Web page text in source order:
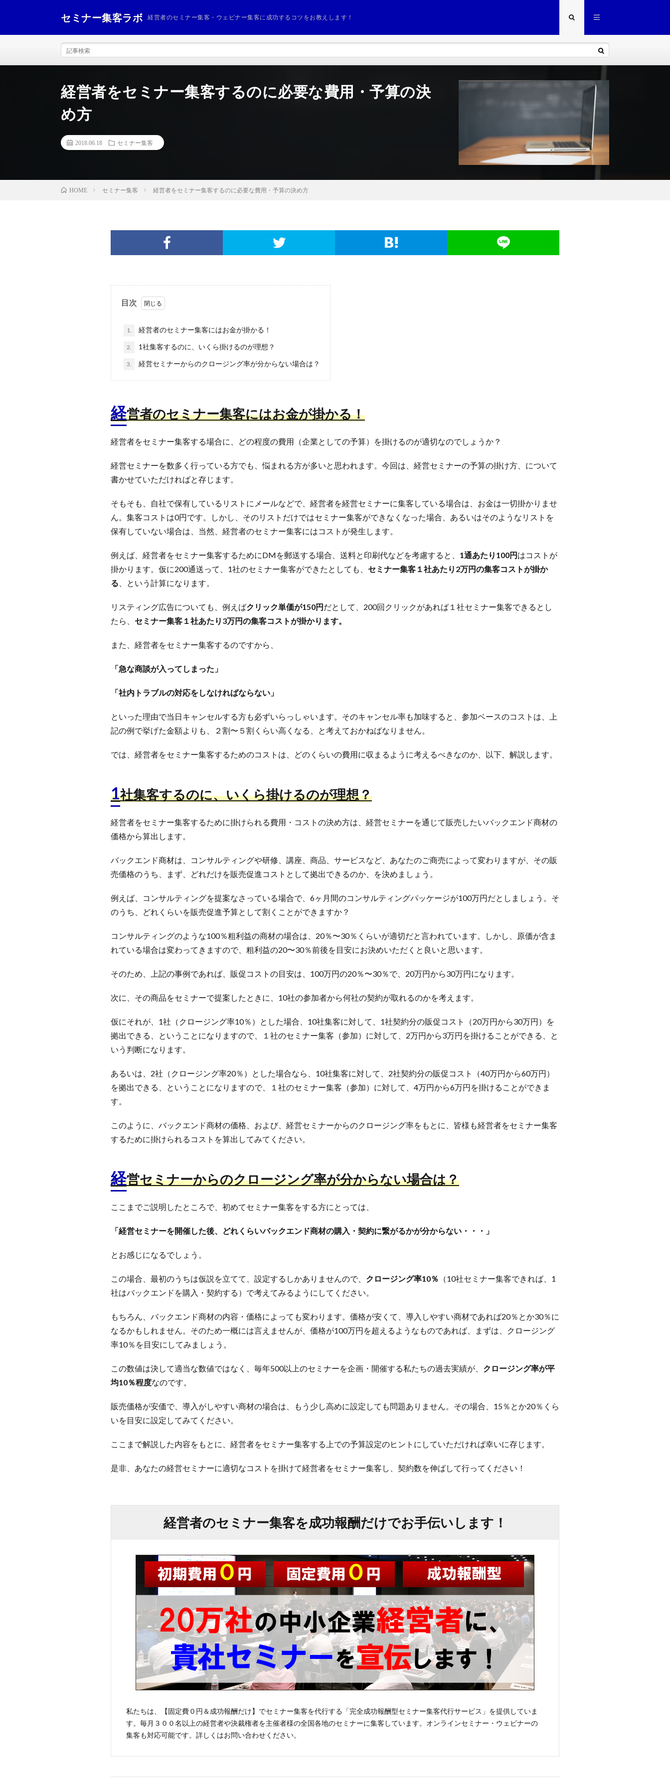
セミナー集客ラボ 経営者のセミナー集客・ウェビナー集客に成功するコツをお教えします！
経営者をセミナー集客するのに必要な費用・予算の決
め方
2018.06.18 セミナー集客
HOME セミナー集客 経営者をセミナー集客するのに必要な費用・予算の決め方
目次
1. 経営者のセミナー集客にはお金が掛かる！
2. 1社集客するのに、いくら掛けるのが理想？
3. 経営セミナーからのクロージング率が分からない場合は？
経営者のセミナー集客にはお金が掛かる！
経営者をセミナー集客する場合に、どの程度の費用（企業としての予算）を掛けるのが適切なのでしょうか？
経営セミナーを数多く行っている方でも、悩まれる方が多いと思われます。今回は、経営セミナーの予算の掛け方、について
書かせていただければと存じます。
そもそも、自社で保有しているリストにメールなどで、経営者を経営セミナーに集客している場合は、お金は一切掛かりませ
ん。集客コストは0円です。しかし、そのリストだけではセミナー集客ができなくなった場合、あるいはそのようなリストを
保有していない場合は、当然、経営者のセミナー集客にはコストが発生します。
例えば、経営者をセミナー集客するためにDMを郵送する場合、送料と印刷代などを考慮すると、 1通あたり100円 はコストが
掛かります。仮に200通送って、1社のセミナー集客ができたとしても、 セミナー集客１社あたり2万円の集客コストが掛か
る 、という計算になります。
リスティング広告についても、例えばクリック単価が150円 だとして、200回クリックがあれば１社セミナー集客できるとし
たら、 セミナー集客１社あたり3万円の集客コストが掛かります。
また、経営者をセミナー集客するのですから、
「急な商談が入ってしまった」
「社内トラブルの対応をしなければならない」
といった理由で当日キャンセルする方も必ずいらっしゃいます。そのキャンセル率も加味すると、参加ベースのコストは、上
記の例で挙げた金額よりも、２割〜５割くらい高くなる、と考えておかねばなりません。
では、経営者をセミナー集客するためのコストは、どのくらいの費用に収まるように考えるべきなのか、以下、解説します。
1社集客するのに、いくら掛けるのが理想？
経営者をセミナー集客するために掛けられる費用・コストの決め方は、経営セミナーを通じて販売したいバックエンド商材の
価格から算出します。
バックエンド商材は、コンサルティングや研修、講座、商品、サービスなど、あなたのご商売によって変わりますが、その販
売価格のうち、まず、どれだけを販売促進コストとして拠出できるのか、を決めましょう。
例えば、コンサルティングを提案なさっている場合で、6ヶ月間のコンサルティングパッケージが100万円だとしましょう。そ
のうち、どれくらいを販売促進予算として割くことができますか？
コンサルティングのような100％粗利益の商材の場合は、20％〜30％くらいが適切だと言われています。しかし、原価が含ま
れている場合は変わってきますので、粗利益の20〜30％前後を目安にお決めいただくと良いと思います。
そのため、上記の事例であれば、販促コストの目安は、100万円の20％〜30％で、20万円から30万円になります。
次に、その商品をセミナーで提案したときに、10社の参加者から何社の契約が取れるのかを考えます。
仮にそれが、1社（クロージング率10％）とした場合、10社集客に対して、1社契約分の販促コスト（20万円から30万円）を
拠出できる、ということになりますので、１社のセミナー集客（参加）に対して、2万円から3万円を掛けることができる、と
いう判断になります。
あるいは、2社（クロージング率20％）とした場合なら、10社集客に対して、2社契約分の販促コスト（40万円から60万円）
を拠出できる、ということになりますので、１社のセミナー集客（参加）に対して、4万円から6万円を掛けることができま
す。
このように、バックエンド商材の価格、および、経営セミナーからのクロージング率をもとに、皆様も経営者をセミナー集客
するために掛けられるコストを算出してみてください。
経営セミナーからのクロージング率が分からない場合は？
ここまでご説明したところで、初めてセミナー集客をする方にとっては、
「経営セミナーを開催した後、どれくらいバックエンド商材の購入・契約に繋がるかが分からない・・・」
とお感じになるでしょう。
この場合、最初のうちは仮説を立てて、設定するしかありませんので、 クロージング率10％
（10社セミナー集客できれば、1
社はバックエンドを購入・契約する）で考えてみるようにしてください。
もちろん、バックエンド商材の内容・価格によっても変わります。価格が安くて、導入しやすい商材であれば20％とか30％に
なるかもしれません。そのため一概には言えませんが、価格が100万円を超えるようなものであれば、まずは、クロージング
率10％を目安にしてみましょう。
この数値は決して適当な数値ではなく、毎年500以上のセミナーを企画・開催する私たちの過去実績が、 クロージング率が平
均10％程度なのです。
販売価格が安価で、導入がしやすい商材の場合は、もう少し高めに設定しても問題ありません。その場合、15％とか20％くら
いを目安に設定してみてください。
ここまで解説した内容をもとに、経営者をセミナー集客する上での予算設定のヒントにしていただければ幸いに存じます。
是非、あなたの経営セミナーに適切なコストを掛けて経営者をセミナー集客し、契約数を伸ばして行ってください！
経営者のセミナー集客を成功報酬だけでお手伝いします！
私たちは、【固定費０円＆成功報酬だけ】でセミナー集客を代行する「完全成功報酬型セミナー集客代行サービス」を提供していま
す。毎月３００名以上の経営者や決裁権者を主催者様の全国各地のセミナーに集客しています。オンラインセミナー・ウェビナーの
集客も対応可能です。詳しくはお問い合わせください。